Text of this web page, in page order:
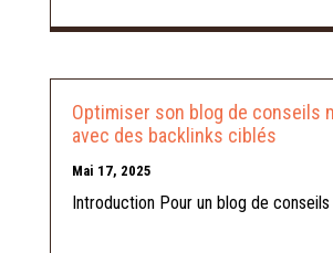
Optimiser son blog de conseils
avec des backlinks ciblés
Mai 17, 2025
Introduction Pour un blog de conseils